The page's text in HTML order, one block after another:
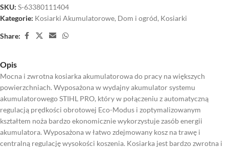
SKU: S-63380111404
Kategorie: Kosiarki Akumulatorowe, Dom i ogród, Kosiarki
Share:
Opis
Mocna i zwrotna kosiarka akumulatorowa do pracy na większych
powierzchniach. Wyposażona w wydajny akumulator systemu
akumulatorowego STIHL PRO, który w połączeniu z automatyczną
regulacją prędkości obrotowej Eco-Modus i zoptymalizowanym
kształtem noża bardzo ekonomicznie wykorzystuje zasób energii
akumulatora. Wyposażona w łatwo zdejmowany kosz na trawę i
centralną regulację wysokości koszenia. Kosiarka jest bardzo zwrotna i